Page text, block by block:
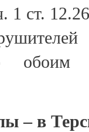
1 ст.
обоим
– в